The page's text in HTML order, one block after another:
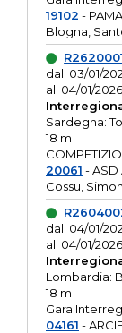
19102 -
Blogna,
dal: 03/01/
al: 04/01/2026
Sardegna:
18 m
20061 - ASD
Cossu,
dal: 04/01/
al: 04/01/2026
Lombardia:
18 m
Gara
04161 -